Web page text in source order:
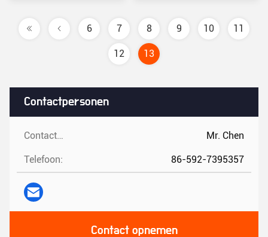
Contactpersonen
Contactpersonen: Mr. Chen
Telefoon: 86-592-7395357
Contact opnemen
6 7 8 9 10 11
12 13